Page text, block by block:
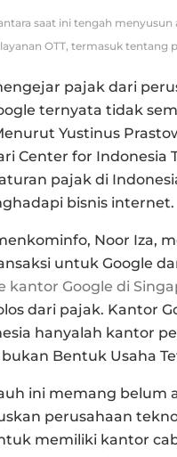
saat ini tengah menyusun
OTT, termasuk tentang
pajak dari
ternyata tidak
Yustinus
Center for Indonesia
aturan pajak di
bisnis internet.
Noor Iza,
untuk Google
kantor Google di
dari pajak. Kantor
hanyalah kantor
Bentuk Usaha
ini memang belum
perusahaan
memiliki kantor